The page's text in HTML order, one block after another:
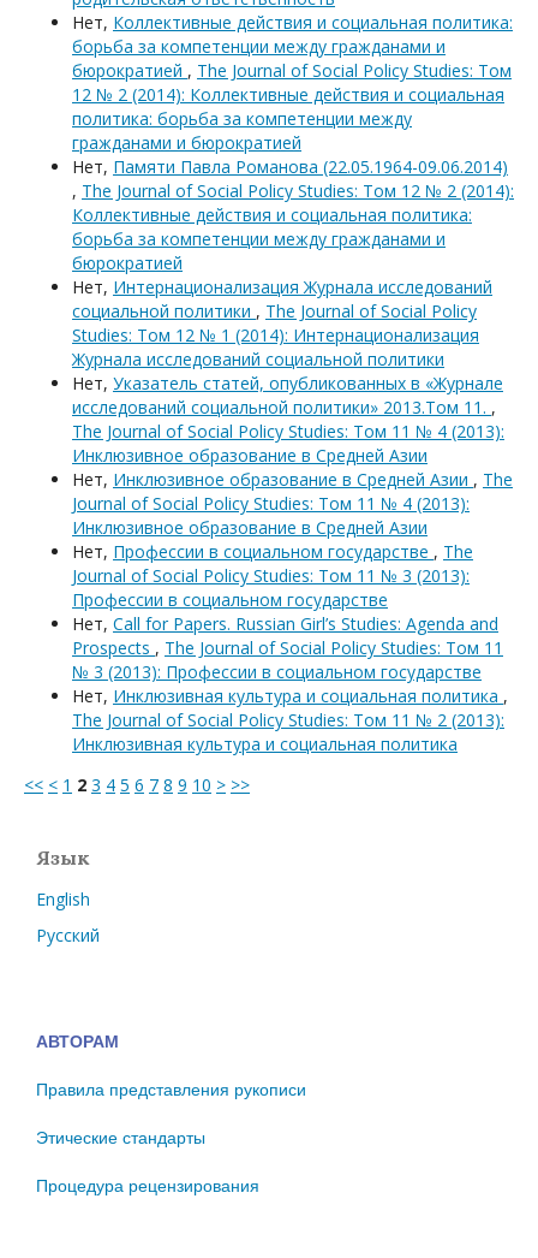
Нет, Коллективные действия и социальная политика:
борьба за компетенции между гражданами и
бюрократией , The Journal of Social Policy Studies: Том
12 № 2 (2014): Коллективные действия и социальная
политика: борьба за компетенции между
гражданами и бюрократией
Нет, Памяти Павла Романова (22.05.1964-09.06.2014)
, The Journal of Social Policy Studies: Том 12 № 2 (2014):
Коллективные действия и социальная политика:
борьба за компетенции между гражданами и
бюрократией
Нет, Интернационализация Журнала исследований
социальной политики , The Journal of Social Policy
Studies: Том 12 № 1 (2014): Интернационализация
Журнала исследований социальной политики
Нет, Указатель статей, опубликованных в «Журнале
исследований социальной политики» 2013.Том 11. ,
The Journal of Social Policy Studies: Том 11 № 4 (2013):
Инклюзивное образование в Средней Азии
Нет, Инклюзивное образование в Средней Азии , The
Journal of Social Policy Studies: Том 11 № 4 (2013):
Инклюзивное образование в Средней Азии
Нет, Профессии в социальном государстве , The
Journal of Social Policy Studies: Том 11 № 3 (2013):
Профессии в социальном государстве
Нет, Call for Papers. Russian Girl’s Studies: Agenda and
Prospects , The Journal of Social Policy Studies: Том 11
№ 3 (2013): Профессии в социальном государстве
Нет, Инклюзивная культура и социальная политика ,
The Journal of Social Policy Studies: Том 11 № 2 (2013):
Инклюзивная культура и социальная политика
<< < 1 2 3 4 5 6 7 8 9 10 > >>
Язык
English
Русский
АВТОРАМ
Правила представления рукописи
Этические стандарты
Процедура рецензирования